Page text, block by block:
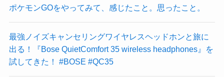
ポケモンGOをやってみて、感じたこと。思ったこと。
最強ノイズキャンセリングワイヤレスヘッドホンと旅に
出る！『Bose QuietComfort 35 wireless headphones』を
試してきた！ #BOSE #QC35